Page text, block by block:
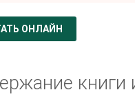
ОНЛАЙН